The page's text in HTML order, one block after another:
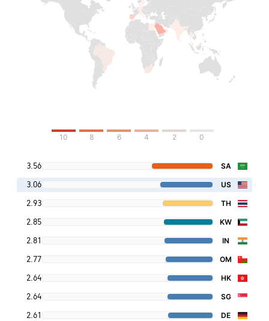
0
2
4
6
8
10
SA
3.56
US
3.06
TH
2.93
KW
2.85
IN
2.81
OM
2.77
HK
2.64
SG
2.64
DE
2.61